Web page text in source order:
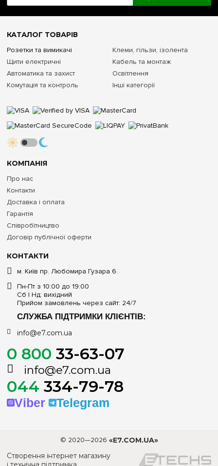
КОНТАКТИ
м. Київ пр. Любомира Гузара 6
Пн-Пт з 10:00 до 19:00
Сб | Нд: вихідний
Прийом замовлень через сайт: 24/7
СЛУЖБА ПІДТРИМКИ КЛІЄНТІВ:
info@e7.com.ua
0 800 33-63-07
info@e7.com.ua
044 334-79-78
Viber Telegram
КОМПАНІЯ
Про нас
Контакти
Доставка і оплата
Гарантія
Співробітництво
Договір публічної оферти
КАТАЛОГ ТОВАРІВ
Розетки та вимикачі
Щити електричні
Автоматика та захист
Комутація та контроль
Клеми, гільзи, ізолента
Кабель та монтаж
Освітлення
Інші категорії
© 2020—2026 «E7.COM.UA»
Створення інтернет магазину